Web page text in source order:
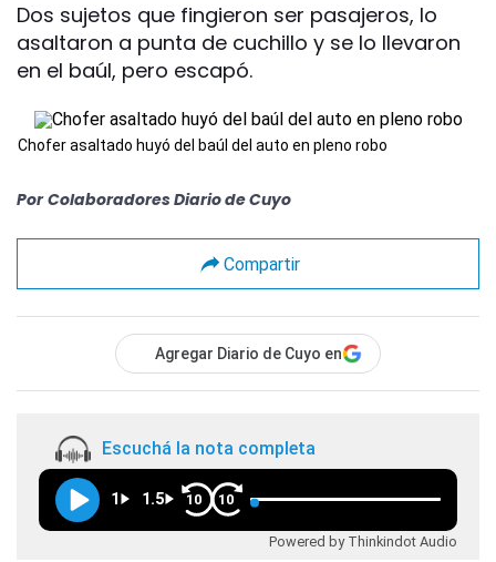
Dos sujetos que fingieron ser pasajeros, lo
asaltaron a punta de cuchillo y se lo llevaron
en el baúl, pero escapó.
Chofer asaltado huyó del baúl del auto en pleno robo
Por Colaboradores Diario de Cuyo
Compartir
Agregar Diario de Cuyo en
Escuchá la nota completa
1 1.5 10 10
Powered by Thinkindot Audio